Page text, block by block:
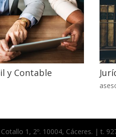
y Contable
1, 2º. 10004, Cáceres. | t.